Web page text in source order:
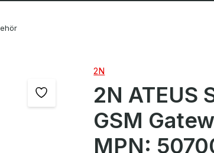
2N
2N ATEUS
GSM
MPN: